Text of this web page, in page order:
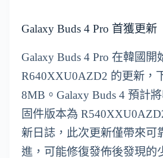
Galaxy Buds 4 Pro 首獲更新
Galaxy Buds 4 Pro 在韓國
R640XXU0AZD2 的更新，
8MB。Galaxy Buds 4 預計
固件版本為
新日誌，此次更新僅帶來可
進，可能修復發佈後發現的